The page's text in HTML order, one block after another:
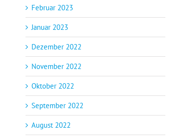
Februar 2023
Januar 2023
Dezember 2022
November 2022
Oktober 2022
September 2022
August 2022